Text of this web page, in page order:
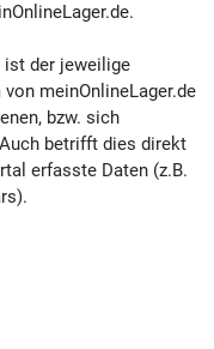
ist der jeweilige
meinOnlineLager.de
bzw. sich
betrifft dies direkt
erfasste Daten (z.B.